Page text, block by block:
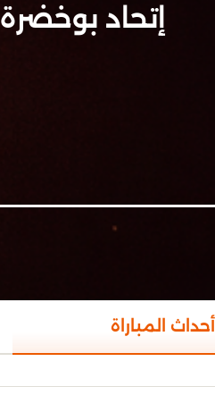
إتحاد بوخضرة
أحداث المباراة